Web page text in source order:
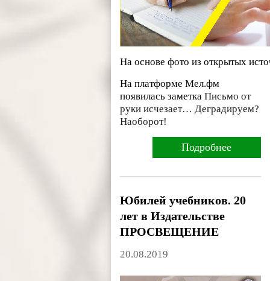
На основе фото из открытых
На платформе Мел.фм
появилась заметкаПисьмо от
руки исчезает… Деградируем?
Наоборот!
Подробнее
Юбилей учебников. 20
лет в Издательстве
ПРОСВЕЩЕНИЕ
20.08.2019